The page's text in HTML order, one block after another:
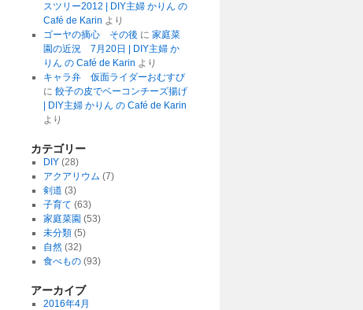
スツリー2012 | DIY主婦 かりん の
Café de Karin より
ゴーヤの摘心 その後 に 家庭菜
園の近況 7月20日 | DIY主婦 か
りん の Café de Karin より
キャラ弁 仮面ライダーおむすび
に 餃子の皮でベーコンチーズ揚げ
| DIY主婦 かりん の Café de Karin
より
カテゴリー
DIY(28)
アクアリウム (7)
剣道 (3)
子育て (63)
家庭菜園 (53)
未分類(5)
自然(32)
食べもの(93)
アーカイブ
2016年4月